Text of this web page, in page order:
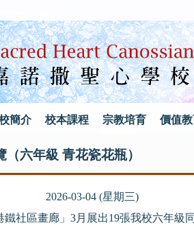
簡介 校本課程 宗教培育 價值
六年級 青花瓷花瓶）
2026-03-04 (星期三)
鐵社區畫廊」3月展出19張我校六年